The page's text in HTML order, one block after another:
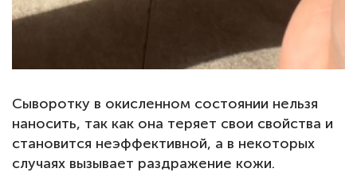
Сыворотку в окисленном состоянии нельзя
наносить, так как она теряет свои свойства и
становится неэффективной, а в некоторых
случаях вызывает раздражение кожи.